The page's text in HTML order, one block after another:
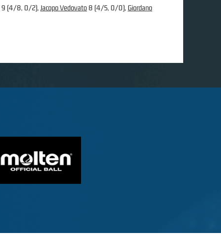
9 (4/8, 0/2), Jacopo Vedovato 8 (4/5, 0/0), Giordano